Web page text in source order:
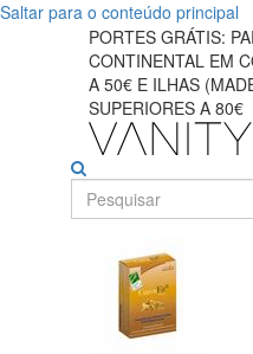
Saltar para o conteúdo principal
PORTES GRÁTIS:
CONTINENTAL EM
A 50€ E ILHAS
SUPERIORES A 80€